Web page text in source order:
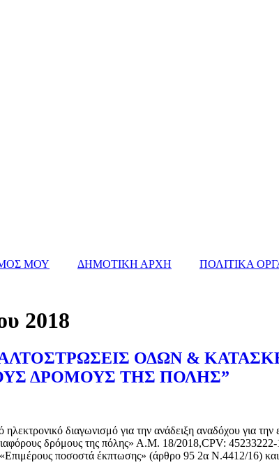
ΜΟΥ ΔΗΜΟΤΙΚΗ ΑΡΧΗ ΠΟΛΙΤΙΚΑ
2018
ΟΔΩΝ &
ΔΡΟΜΟΥΣ ΤΗΣ ΠΟΛΗΣ”
ηλεκτρονικό διαγωνισμό για την ανάδειξη αναδόχου για
δρόμους της πόλης» Α.Μ. 18/2018,CPV:
ποσοστά έκπτωσης» (άρθρο 95 2α Ν.4412/16) και